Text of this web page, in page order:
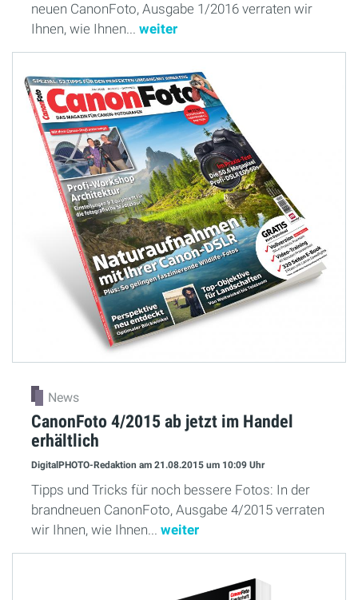
neuen CanonFoto, Ausgabe 1/2016 verraten wir
Ihnen, wie Ihnen... weiter
News
CanonFoto 4/2015 ab jetzt im Handel
erhältlich
DigitalPHOTO-Redaktion am 21.08.2015 um 10:09 Uhr
Tipps und Tricks für noch bessere Fotos: In der
brandneuen CanonFoto, Ausgabe 4/2015 verraten
wir Ihnen, wie Ihnen... weiter